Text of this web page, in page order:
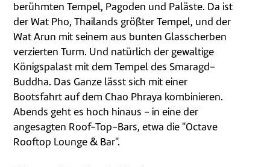
berühmten Tempel, Pagoden und Paläste. Da ist
der Wat Pho, Thailands größter Tempel, und der
Wat Arun mit seinem aus bunten Glasscherben
verzierten Turm. Und natürlich der gewaltige
Königspalast mit dem Tempel des Smaragd-
Buddha. Das Ganze lässt sich mit einer
Bootsfahrt auf dem Chao Phraya kombinieren.
Abends geht es hoch hinaus - in eine der
angesagten Roof-Top-Bars, etwa die "Octave
Rooftop Lounge & Bar".